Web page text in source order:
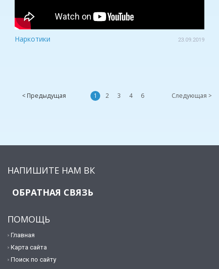
Наркотики 23.09.2019
< Предыдущая 1 2 3 4 6 Следующая >
НАПИШИТЕ НАМ ВК
ОБРАТНАЯ СВЯЗЬ
ПОМОЩЬ
Главная
Карта сайта
Поиск по сайту